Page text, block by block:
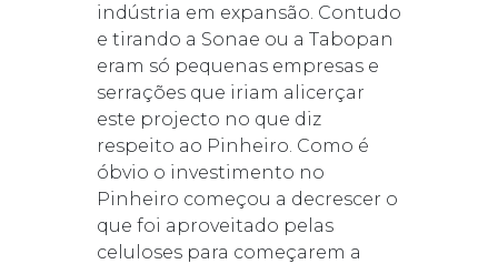
indústria em expansão. Contudo
e tirando a Sonae ou a Tabopan
eram só pequenas empresas e
serrações que iriam alicerçar
este projecto no que diz
respeito ao Pinheiro. Como é
óbvio o investimento no
Pinheiro começou a decrescer o
que foi aproveitado pelas
celuloses para começarem a